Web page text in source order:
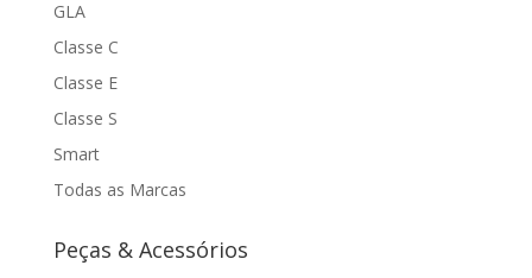
GLA
Classe C
Classe E
Classe S
Smart
Todas as Marcas
Peças & Acessórios